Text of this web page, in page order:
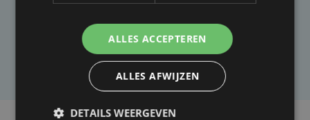
Laat het ons weten
ALLES ACCEPTEREN
ALLES AFWIJZEN
DETAILS WEERGEVEN